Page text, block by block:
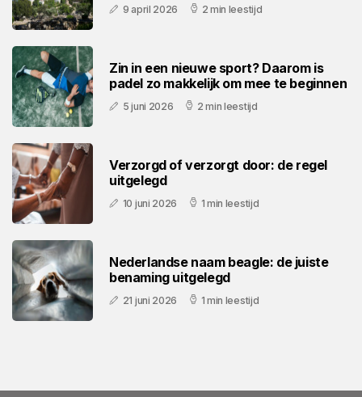
9 april 2026 2 min leestijd
Zin in een nieuwe sport? Daarom is
padel zo makkelijk om mee te beginnen
5 juni 2026 2 min leestijd
Verzorgd of verzorgt door: de regel
uitgelegd
10 juni 2026 1 min leestijd
Nederlandse naam beagle: de juiste
benaming uitgelegd
21 juni 2026 1 min leestijd